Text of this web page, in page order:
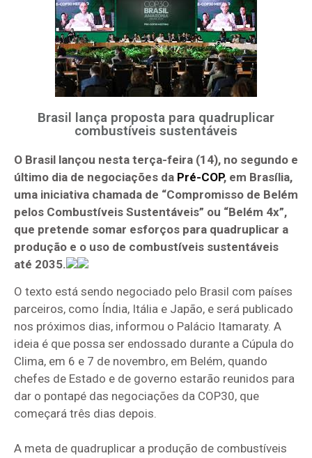
Brasil lança proposta para quadruplicar
combustíveis sustentáveis
O Brasil lançou nesta terça-feira (14), no segundo e
último dia de negociações da Pré-COP, em Brasília,
uma iniciativa chamada de “Compromisso de Belém
pelos Combustíveis Sustentáveis” ou “Belém 4x”,
que pretende somar esforços para quadruplicar a
produção e o uso de combustíveis sustentáveis
até 2035.
O texto está sendo negociado pelo Brasil com países
parceiros, como Índia, Itália e Japão, e será publicado
nos próximos dias, informou o Palácio Itamaraty. A
ideia é que possa ser endossado durante a Cúpula do
Clima, em 6 e 7 de novembro, em Belém, quando
chefes de Estado e de governo estarão reunidos para
dar o pontapé das negociações da COP30, que
começará três dias depois.
A meta de quadruplicar a produção de combustíveis